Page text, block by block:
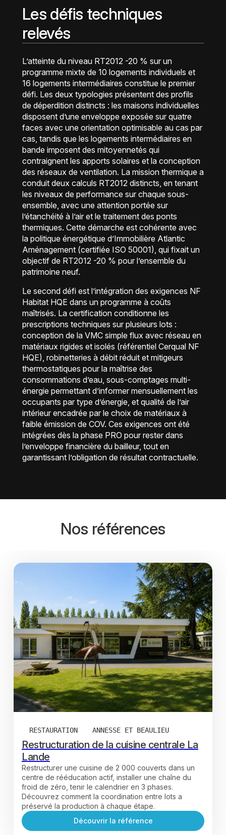
Les défis techniques
relevés
L’atteinte du niveau RT2012 -20 % sur un
programme mixte de 10 logements individuels et
16 logements intermédiaires constitue le premier
défi. Les deux typologies présentent des profils
de déperdition distincts : les maisons individuelles
disposent d’une enveloppe exposée sur quatre
faces avec une orientation optimisable au cas par
cas, tandis que les logements intermédiaires en
bande imposent des mitoyennetés qui
contraignent les apports solaires et la conception
des réseaux de ventilation. La mission thermique a
conduit deux calculs RT2012 distincts, en tenant
les niveaux de performance sur chaque sous-
ensemble, avec une attention portée sur
l’étanchéité à l’air et le traitement des ponts
thermiques. Cette démarche est cohérente avec
la politique énergétique d’Immobilière Atlantic
Aménagement (certifiée ISO 50001), qui fixait un
objectif de RT2012 -20 % pour l’ensemble du
patrimoine neuf.
Le second défi est l’intégration des exigences NF
Habitat HQE dans un programme à coûts
maîtrisés. La certification conditionne les
prescriptions techniques sur plusieurs lots :
conception de la VMC simple flux avec réseau en
matériaux rigides et isolés (référentiel Cerqual NF
HQE), robinetteries à débit réduit et mitigeurs
thermostatiques pour la maîtrise des
consommations d’eau, sous-comptages multi-
énergie permettant d’informer mensuellement les
occupants par type d’énergie, et qualité de l’air
intérieur encadrée par le choix de matériaux à
faible émission de COV. Ces exigences ont été
intégrées dès la phase PRO pour rester dans
l’enveloppe financière du bailleur, tout en
garantissant l’obligation de résultat contractuelle.
Nos références
RESTAURATION ANNESSE ET BEAULIEU
Restructuration de la cuisine centrale La
Lande
Restructurer une cuisine de 2 000 couverts dans un
centre de rééducation actif, installer une chaîne du
froid de zéro, tenir le calendrier en 3 phases.
Découvrez comment la coordination entre lots a
préservé la production à chaque étape.
Découvrir la référence